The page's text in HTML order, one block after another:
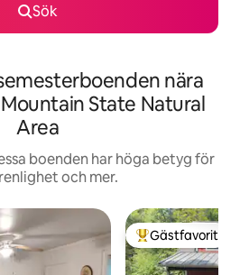
Sök
nära
State Natural
Area
boenden har höga betyg för
och mer.
Populär
Gästfavorit